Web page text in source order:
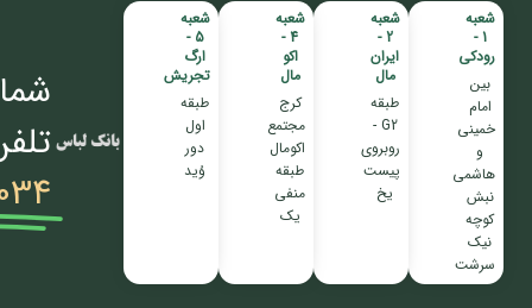
شعبه
1 -
رودکی
بین
امام
خمینی
و
هاشمی
نبش
کوچه
نیک
سرشت
شعبه
2 -
ایران
مال
طبقه
G2 -
روبروی
پیست
یخ
شعبه
4 -
اکو
مال
کرج
مجتمع
اکومال
طبقه
منفی
یک
شعبه
5 -
ارگ
تجریش
طبقه
اول
دور
وُید